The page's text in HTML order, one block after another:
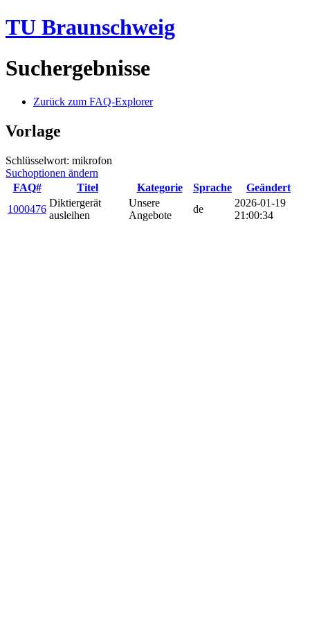
TU Braunschweig
Suchergebnisse
Zurück zum FAQ-Explorer
Vorlage
Schlüsselwort: mikrofon
Suchoptionen ändern
FAQ#
Titel Kategorie Sprache
Geändert
1000476
Diktiergerät
ausleihen
Unsere
Angebote
de
2026-01-19
21:00:34